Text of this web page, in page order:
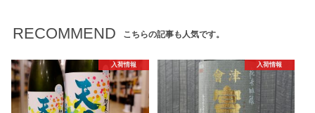
RECOMMEND こちらの記事も人気です。
入荷情報 入荷情報